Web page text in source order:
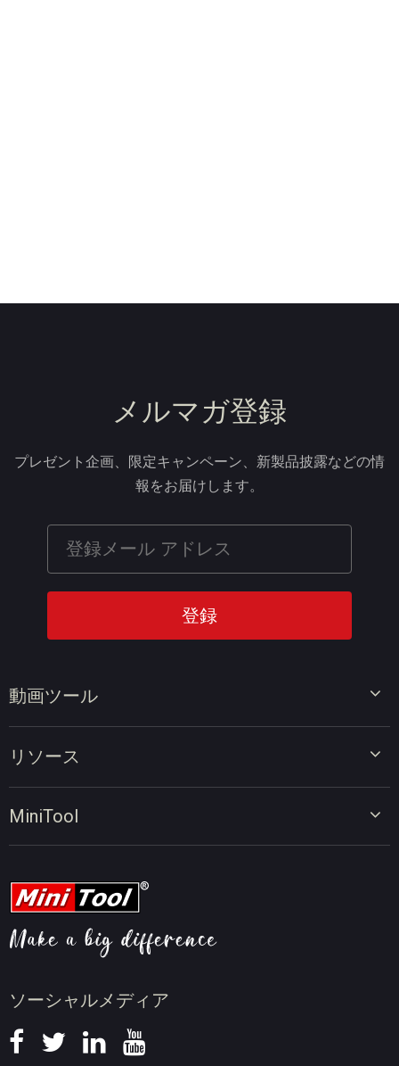
ソーシャルメディア
動画ツール
ビデオコンバーター
リソース
動画圧縮のヒント
画面録画のヒント
ニュース
MiniTool
メルマガ登録
プレゼント企画、限定キャンペーン、新製品披露などの情
報をお届けします。